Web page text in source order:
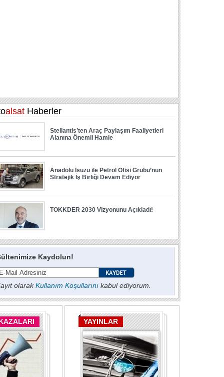
Kaydolun!
olarakKullanım Koşullarını kabul ediyorum.
YAYINLAR